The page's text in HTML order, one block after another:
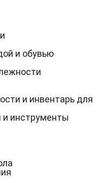
и обувью
и инвентарь для
инструменты